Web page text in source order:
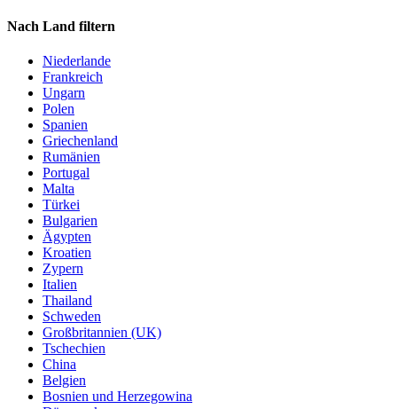
Nach Land filtern
Niederlande
Frankreich
Ungarn
Polen
Spanien
Griechenland
Rumänien
Portugal
Malta
Türkei
Bulgarien
Ägypten
Kroatien
Zypern
Italien
Thailand
Schweden
Großbritannien (UK)
Tschechien
China
Belgien
Bosnien und Herzegowina